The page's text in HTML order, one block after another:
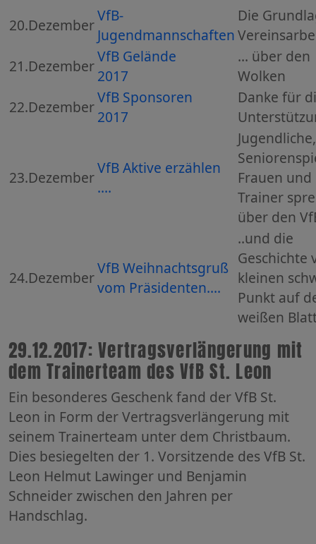
20.Dezember
VfB-
Jugendmannschaften
Die
21.Dezember
VfB Gelände
2017
... über den
Wolken
22.Dezember
VfB Sponsoren
2017
Danke für
23.Dezember
VfB Aktive erzählen
....
Jugendliche,
Frauen und
Trainer
über den
24.Dezember
VfB Weihnachtsgruß
vom Präsidenten....
..und die
Geschichte
kleinen
Punkt auf
weißen
29.12.2017: Vertragsverlängerung mit
dem Trainerteam des VfB St. Leon
Ein besonderes Geschenk fand der VfB St.
Leon in Form der Vertragsverlängerung mit
seinem Trainerteam unter dem Christbaum.
Dies besiegelten der 1. Vorsitzende des VfB St.
Leon Helmut Lawinger und Benjamin
Schneider zwischen den Jahren per
Handschlag.